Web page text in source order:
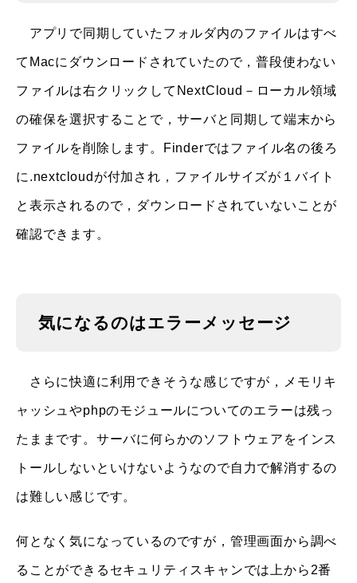
アプリで同期していたフォルダ内のファイルはすべ
てMacにダウンロードされていたので，普段使わない
ファイルは右クリックしてNextCloud－ローカル領域
の確保を選択することで，サーバと同期して端末から
ファイルを削除します。Finderではファイル名の後ろ
に.nextcloudが付加され，ファイルサイズが１バイト
と表示されるので，ダウンロードされていないことが
確認できます。
気になるのはエラーメッセージ
さらに快適に利用できそうな感じですが，メモリキ
ャッシュやphpのモジュールについてのエラーは残っ
たままです。サーバに何らかのソフトウェアをインス
トールしないといけないようなので自力で解消するの
は難しい感じです。
何となく気になっているのですが，管理画面から調べ
ることができるセキュリティスキャンでは上から2番